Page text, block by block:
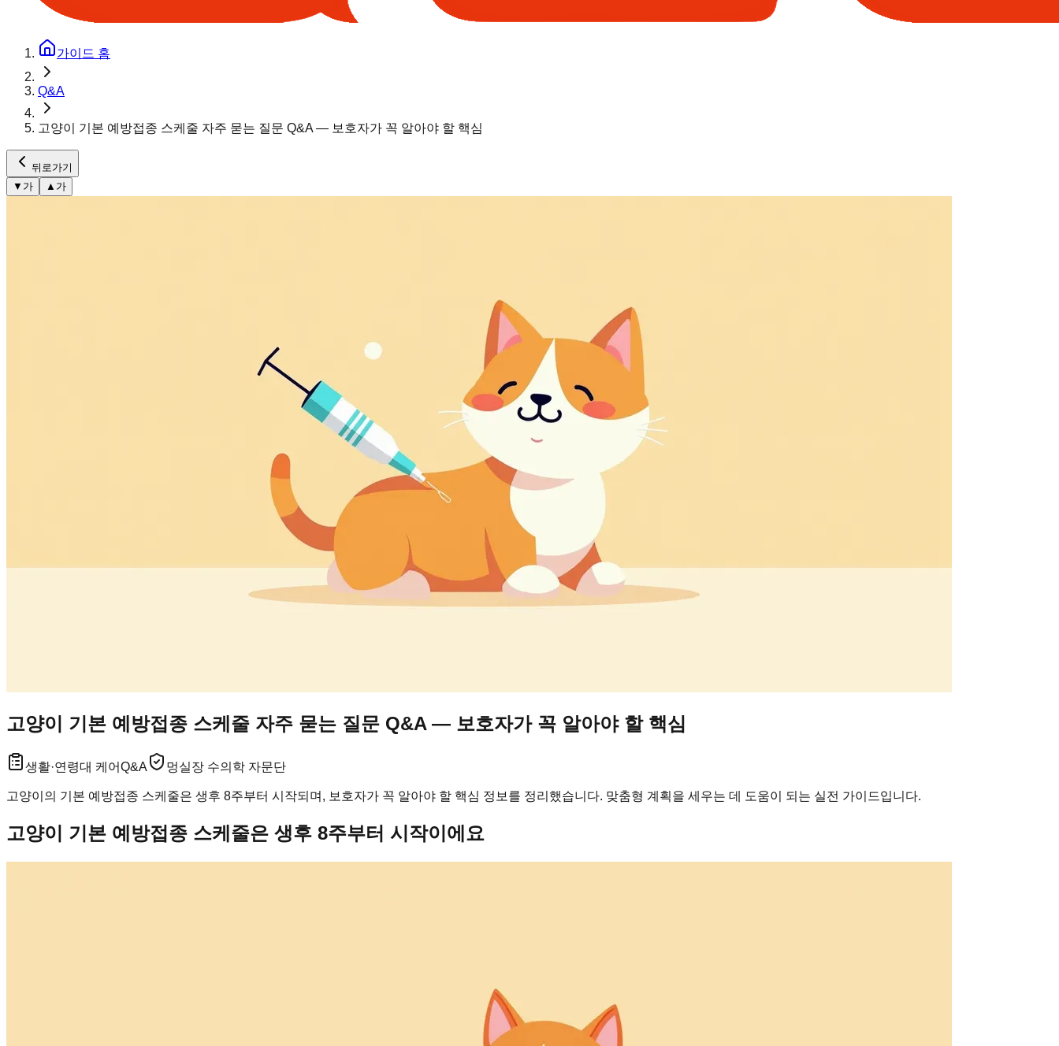
가이드 홈
Q&A
고양이 기본 예방접종 스케줄 자주 묻는 질문 Q&A — 보호자가 꼭 알아야 할 핵심
뒤로가기
▼ 가 ▲ 가
고양이 기본 예방접종 스케줄 자주 묻는 질문 Q&A — 보호자가 꼭 알아야 할 핵심
생활·연령대 케어Q&A 멍실장 수의학 자문단
고양이의 기본 예방접종 스케줄은 생후 8주부터 시작되며, 보호자가 꼭 알아야 할 핵심 정보를 정리했습니다. 맞춤형 계획을 세우는 데 도움이 되는 실전 가이드입니다.
고양이 기본 예방접종 스케줄은 생후 8주부터 시작이에요